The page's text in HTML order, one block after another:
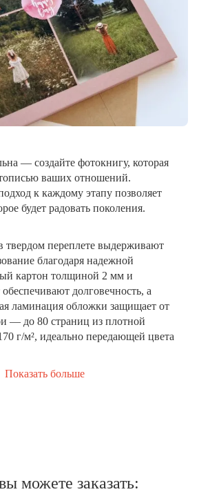
— создайте фотокнигу, которая
ваших отношений.
к каждому этапу позволяет
будет радовать поколения.
переплете выдерживают
благодаря надежной
картон толщиной 2 мм и
долговечность, а
ламинация обложки защищает от
— до 80 страниц из плотной
г/м², идеально передающей цвета
Показать больше
можете заказать: